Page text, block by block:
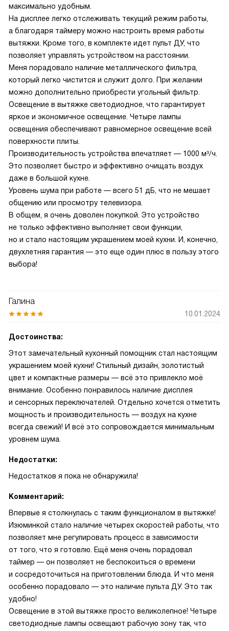
максимально удобным.
На дисплее легко отслеживать текущий режим работы,
а благодаря таймеру можно настроить время работы
вытяжки. Кроме того, в комплекте идет пульт ДУ, что
позволяет управлять устройством на расстоянии.
Меня порадовало наличие металлического фильтра,
который легко чистится и служит долго. При желании
можно дополнительно приобрести угольный фильтр.
Освещение в вытяжке светодиодное, что гарантирует
яркое и экономичное освещение. Четыре лампы
освещения обеспечивают равномерное освещение всей
поверхности плиты.
Производительность устройства впечатляет — 1000 м³/ч.
Это позволяет быстро и эффективно очищать воздух
даже в большой кухне.
Уровень шума при работе — всего 51 дБ, что не мешает
общению или просмотру телевизора.
В общем, я очень доволен покупкой. Это устройство
не только эффективно выполняет свои функции,
но и стало настоящим украшением моей кухни. И, конечно,
двухлетняя гарантия — это еще один плюс в пользу этого
выбора!
Галина
10.01.2024
Достоинства:
Этот замечательный кухонный помощник стал настоящим
украшением моей кухни! Стильный дизайн, золотистый
цвет и компактные размеры — всё это привлекло моё
внимание. Особенно понравилось наличие дисплея
и сенсорных переключателей. Отдельно хочется отметить
мощность и производительность — воздух на кухне
всегда свежий! И всё это сопровождается минимальным
уровнем шума.
Недостатки:
Недостатков я пока не обнаружила!
Комментарий:
Впервые я столкнулась с таким функционалом в вытяжке!
Изюминкой стало наличие четырех скоростей работы, что
позволяет мне регулировать процесс в зависимости
от того, что я готовлю. Ещё меня очень порадовал
таймер — он позволяет не беспокоиться о времени
и сосредоточиться на приготовлении блюда. И что меня
особенно порадовало — это наличие пульта ДУ. Это так
удобно!
Освещение в этой вытяжке просто великолепное! Четыре
светодиодные лампы освещают рабочую зону так, что